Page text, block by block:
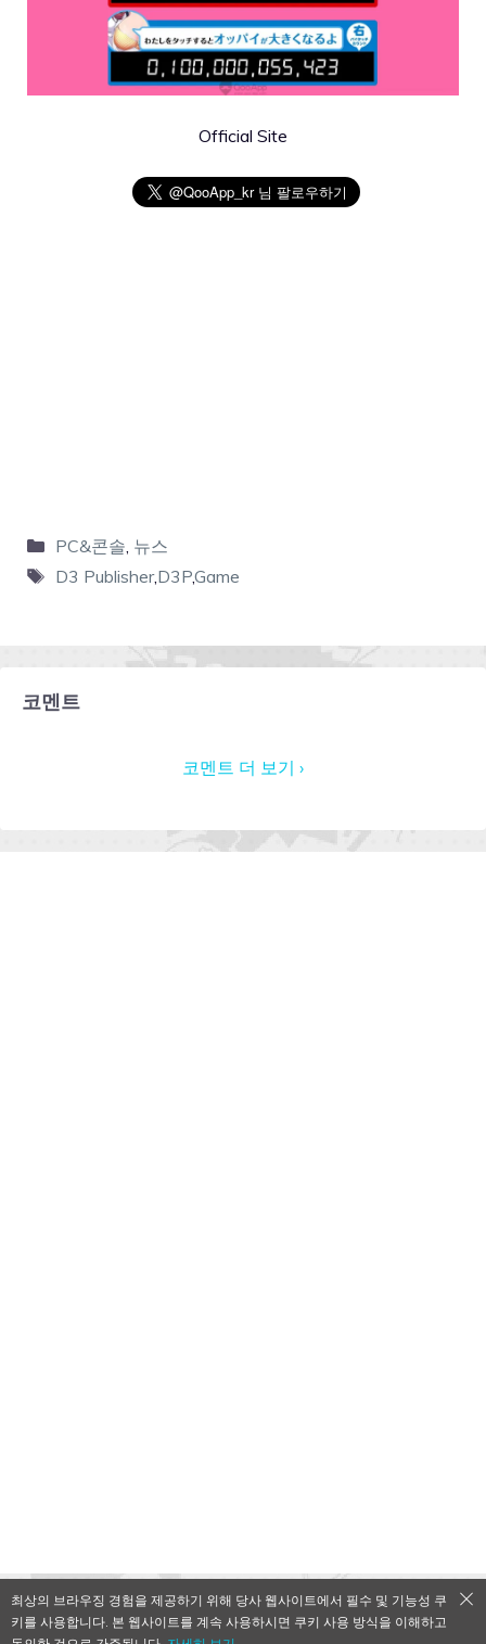
Official Site
PC&콘솔 뉴스
D3 Publisher,D3P,Game
코멘트
코멘트 더 보기 ›
QooApp Limited © 2026
최상의 브라우징 경험을 제공하기 위해 당사 웹사이트에서 필수 및 기능성 쿠
키를 사용합니다. 본 웹사이트를 계속 사용하시면 쿠키 사용 방식을 이해하고